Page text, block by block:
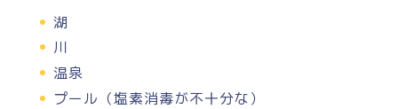
湖
川
温泉
プール（塩素消毒が不十分な）